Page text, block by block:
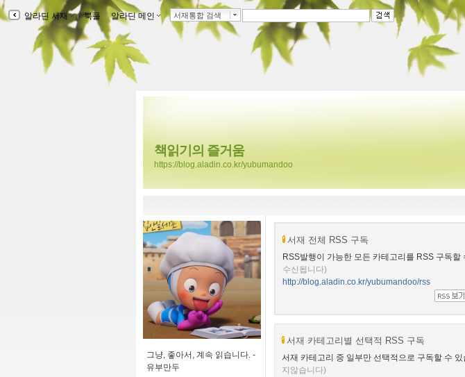
알라딘 서재 ｌ북플 ｌ알라딘 메인 ｌ 서재통합 검색
책읽기의 즐거움
https://blog.aladin.co.kr/yubumandoo
그냥, 좋아서, 계속 읽습니다. -
유부만두
서재 전체 RSS 구독
RSS발행이 가능한 모든 카테고리를 RSS 구독할
수신됩니다)
http://blog.aladin.co.kr/yubumandoo/rss
서재 카테고리별 선택적 RSS 구독
서재 카테고리 중 일부만 선택적으로 구독할 수 있
지않습니다)